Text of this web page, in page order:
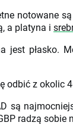
notowane
a platyna i
jest płasko.
odbić z okolic
są
radzą sobie